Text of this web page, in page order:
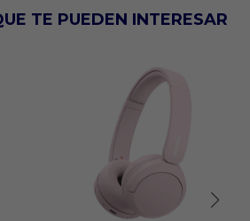
TE PUEDEN INTERESAR